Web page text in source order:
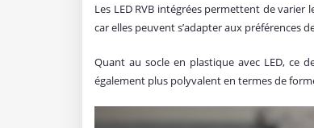
Les LED RVB intégrées permettent de varier
car elles peuvent s’adapter aux préférences
Quant au socle en plastique avec LED, ce
également plus polyvalent en termes de